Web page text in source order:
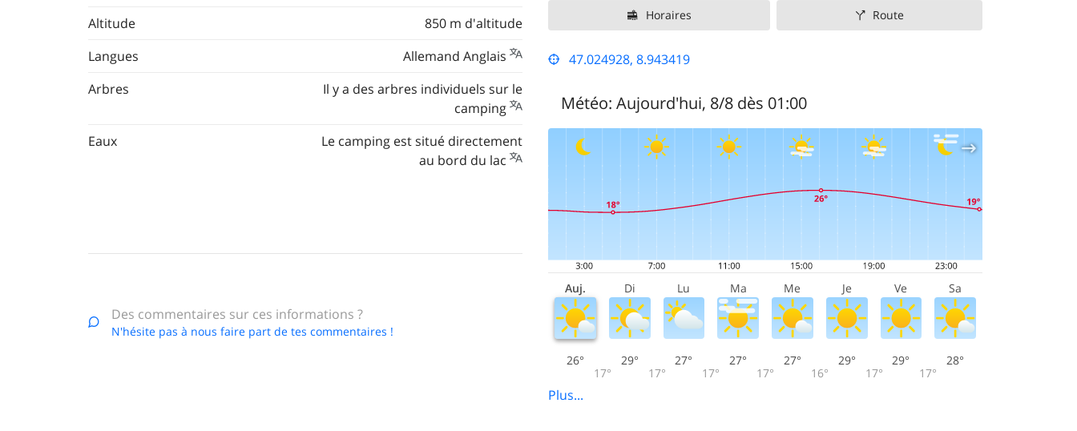
Altitude
850 m d'altitude
Langues
Allemand Anglais
Arbres
Il y a des arbres individuels sur le
camping
Eaux
Le camping est situé directement
au bord du lac
Des commentaires sur ces informations ?
N'hésite pas à nous faire part de tes commentaires !
Horaires Route
47.024928, 8.943419
Météo: Aujourd'hui, 8/8 dès 01:00
Auj. Di Lu Ma Me Je Ve Sa
26°
17°
29°
17°
27°
17°
27°
17°
27°
16°
29°
17°
29°
17°
28°
Plus...